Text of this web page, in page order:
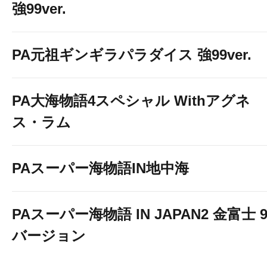
強99ver.
PA元祖ギンギラパラダイス 強99ver.
PA大海物語4スペシャル Withアグネ
ス・ラム
PAスーパー海物語IN地中海
PAスーパー海物語 IN JAPAN2 金富士
バージョン